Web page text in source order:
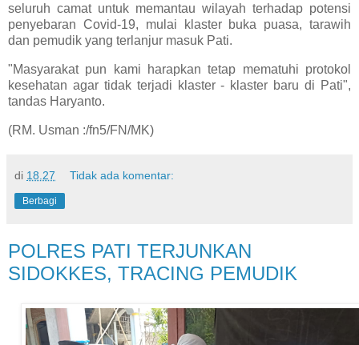
seluruh camat untuk memantau wilayah terhadap potensi
penyebaran Covid-19, mulai klaster buka puasa, tarawih
dan pemudik yang terlanjur masuk Pati.
"Masyarakat pun kami harapkan tetap mematuhi protokol
kesehatan agar tidak terjadi klaster - klaster baru di Pati",
tandas Haryanto.
(RM. Usman :/fn5/FN/MK)
di 18.27 Tidak ada komentar:
Berbagi
POLRES PATI TERJUNKAN
SIDOKKES, TRACING PEMUDIK